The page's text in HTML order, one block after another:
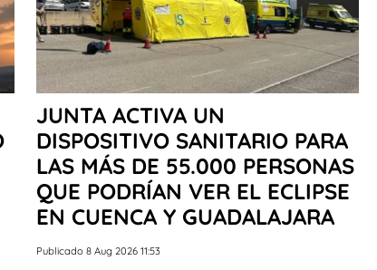
JUNTA ACTIVA UN
DISPOSITIVO SANITARIO PARA
LAS MÁS DE 55.000 PERSONAS
QUE PODRÍAN VER EL ECLIPSE
EN CUENCA Y GUADALAJARA
Publicado 8 Aug 2026 11:53